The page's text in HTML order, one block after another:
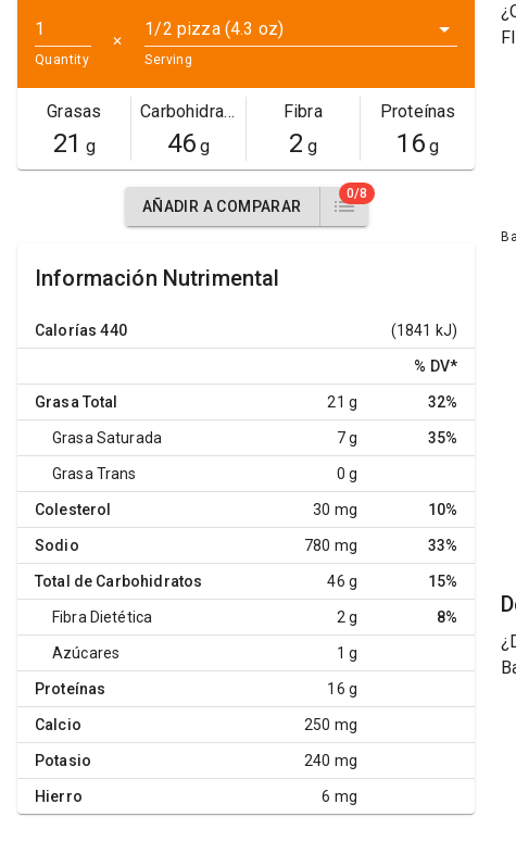
Quantity
✕
1/2 pizza (4.3 oz)
Serving
Grasas
21 g
Carbohidratos
46g
Fibra
2 g
Proteínas
16g
AÑADIR A COMPARAR
0/8
Información Nutrimental
Calorías 440 (1841 kJ)
% DV*
Grasa Total 21 g 32%
Grasa Saturada 7 g 35%
Grasa Trans 0 g
Colesterol 30 mg 10%
Sodio 780 mg 33%
Total de Carbohidratos 46 g 15%
Fibra Dietética 2 g 8%
Azúcares 1 g
Proteínas 16 g
Calcio 250 mg
Potasio 240 mg
Hierro 6 mg